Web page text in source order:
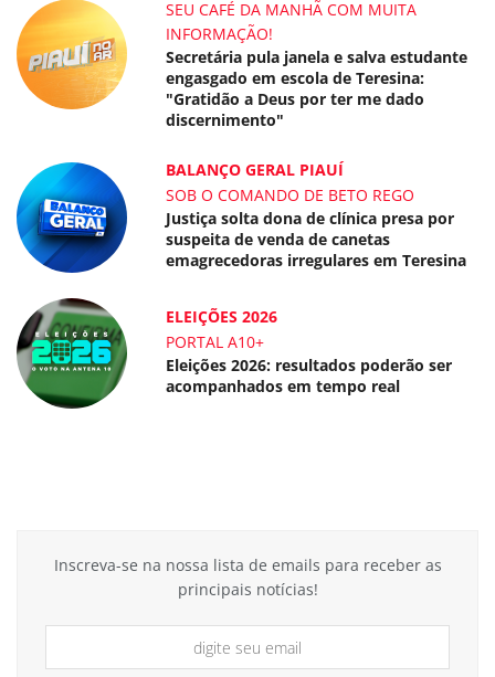
SEU CAFÉ DA MANHÃ COM MUITA
INFORMAÇÃO!
Secretária pula janela e salva estudante
engasgado em escola de Teresina:
"Gratidão a Deus por ter me dado
discernimento"
BALANÇO GERAL PIAUÍ
SOB O COMANDO DE BETO REGO
Justiça solta dona de clínica presa por
suspeita de venda de canetas
emagrecedoras irregulares em Teresina
ELEIÇÕES 2026
PORTAL A10+
Eleições 2026: resultados poderão ser
acompanhados em tempo real
Inscreva-se na nossa lista de emails para receber as
principais notícias!